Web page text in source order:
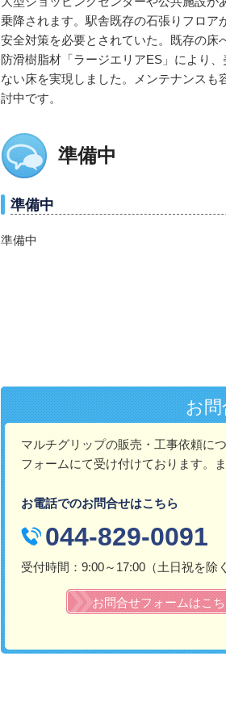
乗降されます。駅舎既存の石張りフロア
安全対策を必要とされていた。既存の床
防滑樹脂材「ラージエリアES」により
ない床を実現しました。メンテナンスも
討中です。
準備中
準備中
準備中
お
マルチグリップの販売・工事依頼に
フォームにて受け付けております。ま
お電話でのお問合せはこちら
044-829-0091
受付時間：9:00～17:00（土日祝を除く
お問合せフォームはこち